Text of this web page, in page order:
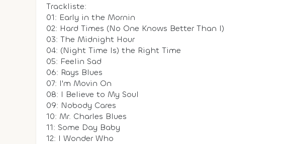
Trackliste:
01: Early in the Mornin
02: Hard Times (No One Knows Better Than I)
03: The Midnight Hour
04: (Night Time Is) the Right Time
05: Feelin Sad
06: Rays Blues
07: I'm Movin On
08: I Believe to My Soul
09: Nobody Cares
10: Mr. Charles Blues
11: Some Day Baby
12: I Wonder Who